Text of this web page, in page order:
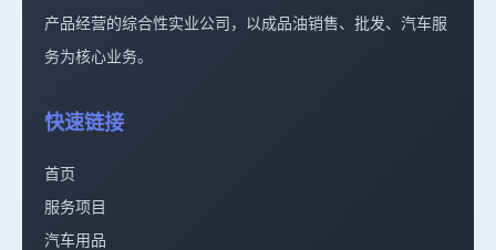
产品经营的综合性实业公司，以成品油销售、批发、汽车服
务为核心业务。
快速链接
首页
服务项目
汽车用品